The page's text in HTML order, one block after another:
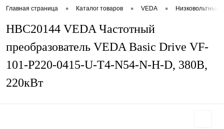
Главная страница • Каталог товаров • VEDA •
HBC20144 VEDA Частотный
преобразователь VEDA Basic Drive VF-
101-P220-0415-U-T4-N54-N-H-D, 380В,
220кВт